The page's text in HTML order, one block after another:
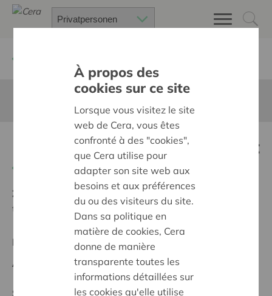
Een samentuin in Kalmthout
Ziel:
Des quartiers chaleureux et bienveillants pour
tous
Regionales Projekt
Anfangsdatum:21/02/2024
Stand :
Complete
À propos des
cookies sur ce site
Lorsque vous visitez le site
web de Cera, vous êtes
confronté à des "cookies",
que Cera utilise pour
adapter son site web aux
besoins et aux préférences
du ou des visiteurs du site.
Dans sa politique en
matière de cookies, Cera
donne de manière
transparente toutes les
informations détaillées sur
les cookies qu'elle utilise